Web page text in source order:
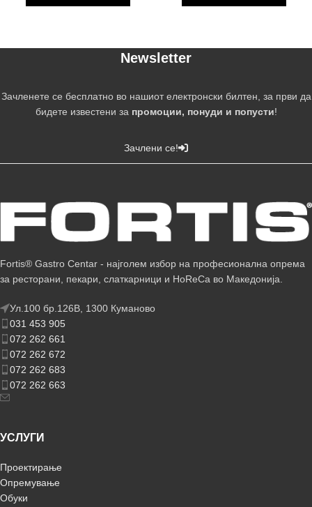
Newsletter
Зачленете се бесплатно во нашиот електронски билтен, за први да
бидете известени за промоции, понуди и попусти!
Зачлени се!
Fortis® Gastro Centar - најголем избор на професионална опрема
за ресторани, пекари, слаткарници и HoReCa во Македонија.
Ул.100 бр.126В, 1300 Куманово
031 453 905
072 262 661
072 262 672
072 262 683
072 262 663
УСЛУГИ
Проектирање
Опремување
Обуки